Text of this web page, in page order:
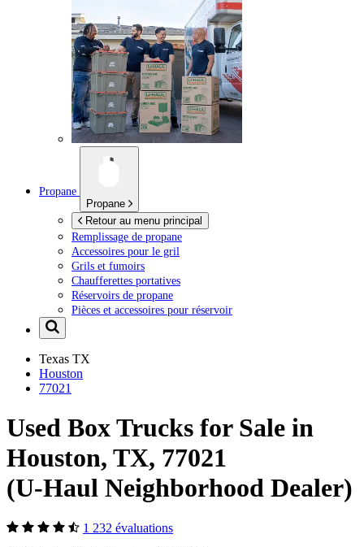
Propane
Propane
Retour au menu principal
Remplissage de propane
Accessoires pour le gril
Grils et fumoirs
Chaufferettes portatives
Réservoirs de propane
Pièces et accessoires pour réservoir
Texas TX
Houston
77021
Used Box Trucks for Sale in
Houston, TX, 77021
(U-Haul Neighborhood Dealer)
1 232 évaluations